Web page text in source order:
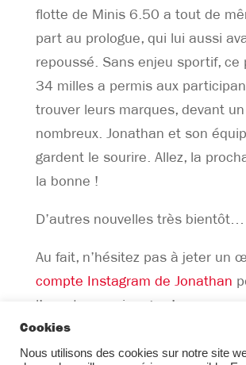
flotte de Minis 6.50 a tout de
part au prologue, qui lui aussi
repoussé. Sans enjeu sportif, ce
34 milles a permis aux
trouver leurs marques, devant
nombreux. Jonathan et son
gardent le sourire. Allez, la
la bonne !
D’autres nouvelles très bientôt…
Au fait, n’hésitez pas à jeter un
compte Instagram de Jonathan
l’aventure en images !
Cookies
Nous utilisons des cookies sur notre site